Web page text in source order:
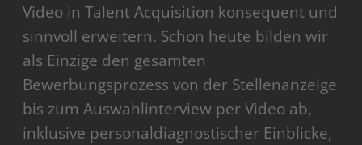
Video in Talent Acquisition konsequent und
sinnvoll erweitern. Schon heute bilden wir
als Einzige den gesamten
Bewerbungsprozess von der Stellenanzeige
bis zum Auswahlinterview per Video ab,
inklusive personaldiagnostischer Einblicke,